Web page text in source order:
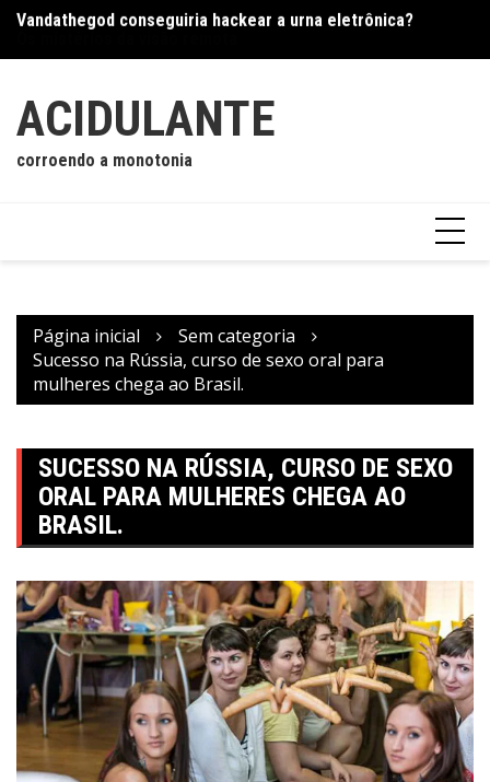
o
Os mistérios da visão remota
ACIDULANTE
corroendo a monotonia
Página inicial
Sem categoria
Sucesso na Rússia, curso de sexo oral para
mulheres chega ao Brasil.
SUCESSO NA RÚSSIA, CURSO DE SEXO
ORAL PARA MULHERES CHEGA AO
BRASIL.